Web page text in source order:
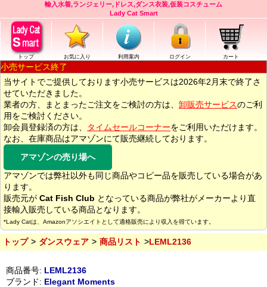
輸入水着,ランジェリー,ドレス,ダンス衣装,仮装コスチューム
Lady Cat Smart
トップ お気に入り 利用案内 ログイン カート
小売サービス終了
当サイトでご提供しております小売サービスは2026年2月末で終了さ
せていただきました。
業者の方、まとまったご注文をご検討の方は、 卸販売サービスのご利
用をご検討ください。
卸会員登録済の方は、
タイムセールコーナーをご利用いただけます。
なお、在庫商品はアマゾンにて販売継続しております。
アマゾンの売り場へ
アマゾンでは弊社以外も同じ商品やコピー品を販売している場合があ
ります。
販売元が Cat Fish Club となっている商品が弊社がメーカーより直
接輸入販売している商品となります。
*Lady Catは、Amazonアソシエイトとして適格販売により収入を得ています。
トップ ダンスウェア 商品リスト LEML2136
商品番号: LEML2136
ブランド: Elegant Moments